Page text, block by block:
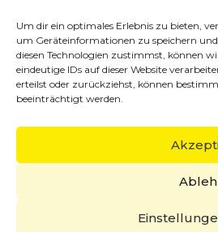
Um dir ein optimales Erlebnis zu bieten,
um Geräteinformationen zu speichern
diesen Technologien zustimmst, können
eindeutige IDs auf dieser Website
erteilst oder zurückziehst, können
beeinträchtigt werden.